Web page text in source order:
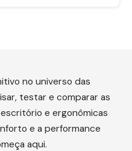
no universo das
testar e comparar as
e ergonômicas
e a performance
aqui.